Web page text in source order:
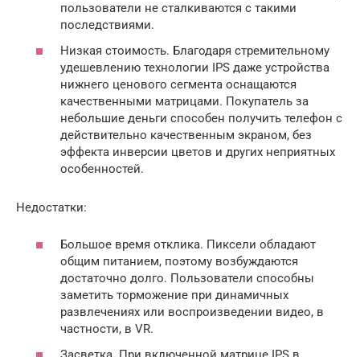
пользователи не сталкиваются с такими
последствиями.
Низкая стоимость. Благодаря стремительному
удешевлению технологии IPS даже устройства
нижнего ценового сегмента оснащаются
качественными матрицами. Покупатель за
небольшие деньги способен получить телефон с
действительно качественным экраном, без
эффекта инверсии цветов и других неприятных
особенностей.
Недостатки:
Большое время отклика. Пиксели обладают
общим питанием, поэтому возбуждаются
достаточно долго. Пользователи способны
заметить торможение при динамичных
развлечениях или воспроизведении видео, в
частности, в VR.